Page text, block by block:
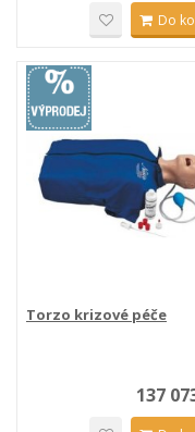
Do
Torzo krizové péče
137